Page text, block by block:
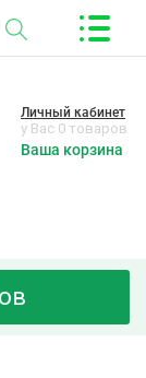
Личный кабинет
у Вас 0 товаров
Ваша корзина